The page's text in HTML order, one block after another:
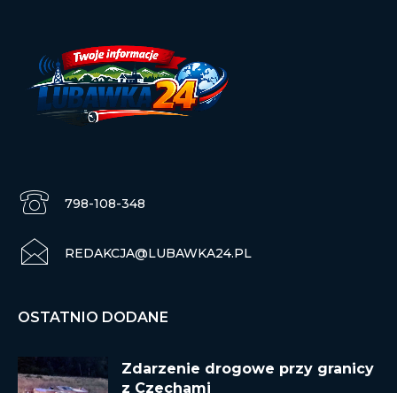
798-108-348
REDAKCJA@LUBAWKA24.PL
OSTATNIO DODANE
Zdarzenie drogowe przy granicy
z Czechami